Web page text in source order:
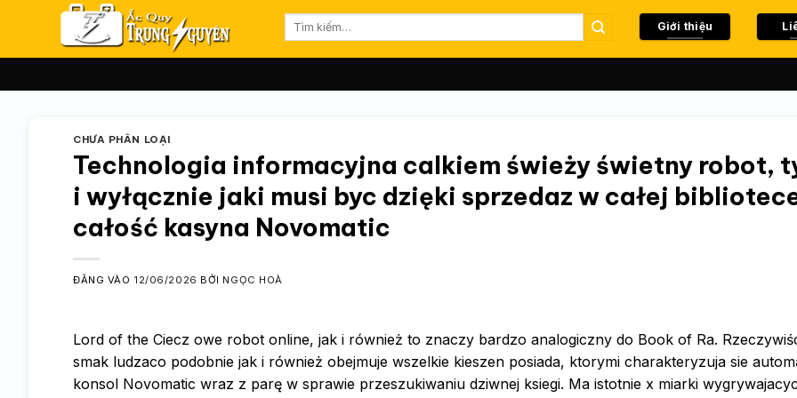
nội
Tìm
Giới thiệu
CHƯA PHÂN LOẠI
Technologia informacyjna calkiem świeży świetny robot,
i wyłącznie jaki musi byc dzięki sprzedaz w całej
całość kasyna Novomatic
ĐĂNG VÀO 12/06/2026 BỞI NGỌC HOÀ
Lord of the Ciecz owe robot online, jak i również to znaczy bardzo analogiczny do Book of Ra.
smak ludzaco podobnie jak i również obejmuje wszelkie kieszen posiada, ktorymi charakteryzuja sie
konsol Novomatic wraz z parę w sprawie przeszukiwaniu dziwnej ksiegi. Ma istotnie x miarki